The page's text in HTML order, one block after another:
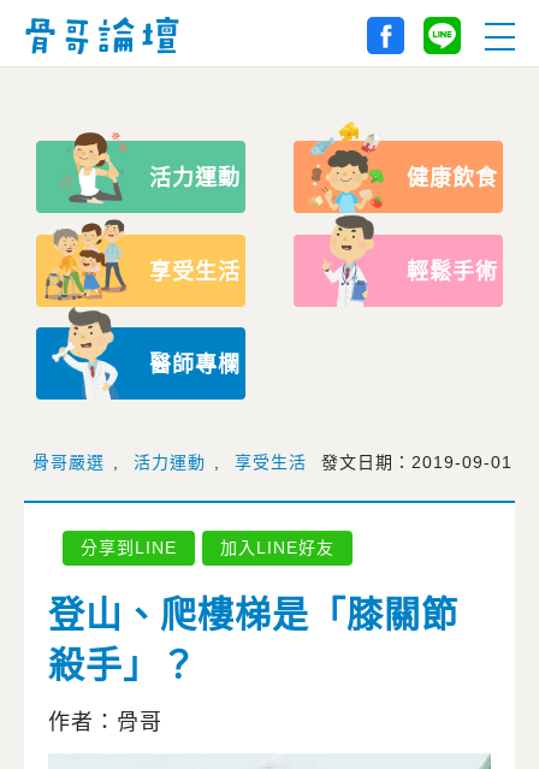
活力運動 健康飲食
享受生活 輕鬆手術
醫師專欄
骨哥嚴選 , 活力運動 , 享受生活 發文日期：2019-09-01
分享到LINE 加入LINE好友
登山、爬樓梯是「膝關節
殺手」？
作者：骨哥